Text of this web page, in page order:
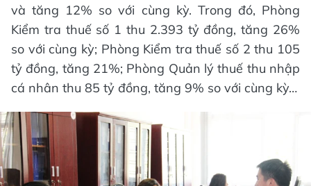
và tăng 12% so với cùng kỳ. Trong đó, Phòng
Kiểm tra thuế số 1 thu 2.393 tỷ đồng, tăng 26%
so với cùng kỳ; Phòng Kiểm tra thuế số 2 thu 105
tỷ đồng, tăng 21%; Phòng Quản lý thuế thu nhập
cá nhân thu 85 tỷ đồng, tăng 9% so với cùng kỳ…